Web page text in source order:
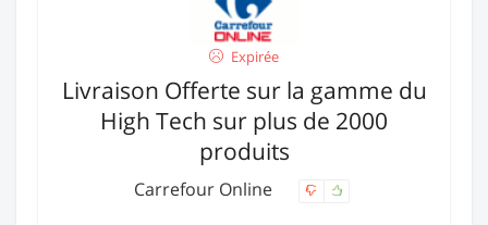
Expirée
Livraison Offerte sur la gamme du
High Tech sur plus de 2000
produits
Carrefour Online